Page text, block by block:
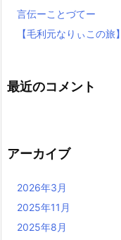
言伝ーことづてー
【毛利元なりぃこの
最近のコメント
アーカイブ
2026年3月
2025年11月
2025年8月